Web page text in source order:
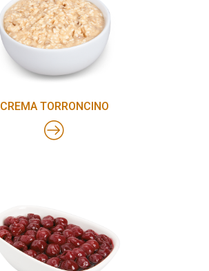
CREMA TORRONCINO